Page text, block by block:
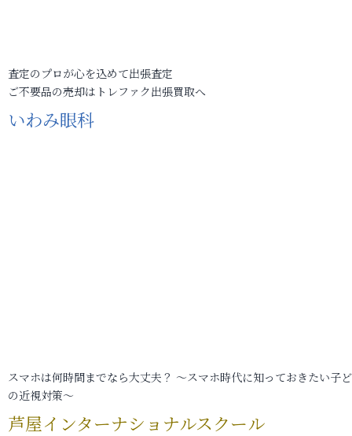
査定のプロが心を込めて出張査定
ご不要品の売却はトレファク出張買取へ
いわみ眼科
スマホは何時間までなら大丈夫？ ～スマホ時代に知っておきたい子
の近視対策～
芦屋インターナショナルスクール